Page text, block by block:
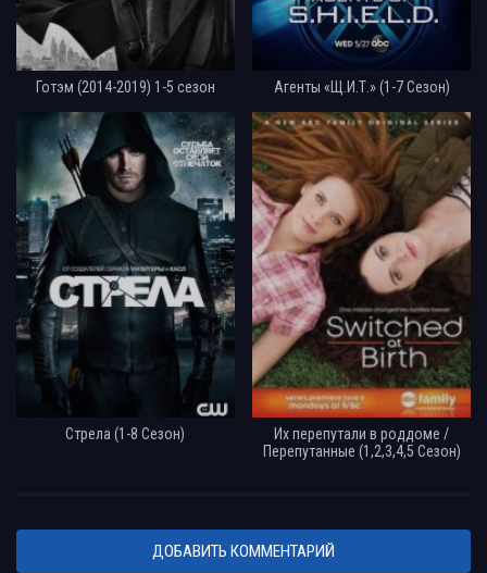
Готэм (2014-2019) 1-5 сезон Агенты «Щ.И.Т.» (1-7 Сезон)
Стрела (1-8 Сезон)
Их перепутали в роддоме /
Перепутанные (1,2,3,4,5 Сезон)
ДОБАВИТЬ КОММЕНТАРИЙ